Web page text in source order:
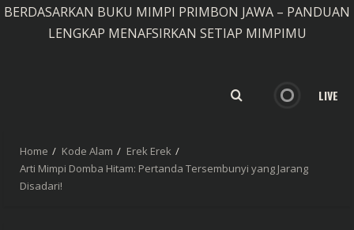
BERDASARKAN BUKU MIMPI PRIMBON JAWA – PANDUAN
LENGKAP MENAFSIRKAN SETIAP MIMPIMU
LIVE
Home Kode Alam
Erek Erek
Arti Mimpi Domba Hitam: Pertanda Tersembunyi yang Jarang
Disadari!